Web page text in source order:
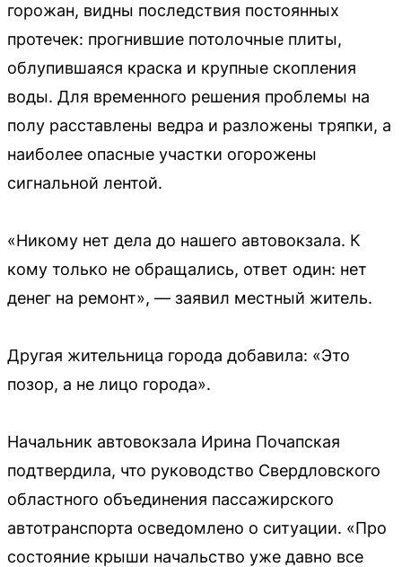
горожан, видны последствия постоянных
протечек: прогнившие потолочные плиты,
облупившаяся краска и крупные скопления
воды. Для временного решения проблемы на
полу расставлены ведра и разложены тряпки, а
наиболее опасные участки огорожены
сигнальной лентой.
«Никому нет дела до нашего автовокзала. К
кому только не обращались, ответ один: нет
денег на ремонт», — заявил местный житель.
Другая жительница города добавила: «Это
позор, а не лицо города».
Начальник автовокзала Ирина Почапская
подтвердила, что руководство Свердловского
областного объединения пассажирского
автотранспорта осведомлено о ситуации. «Про
состояние крыши начальство уже давно все